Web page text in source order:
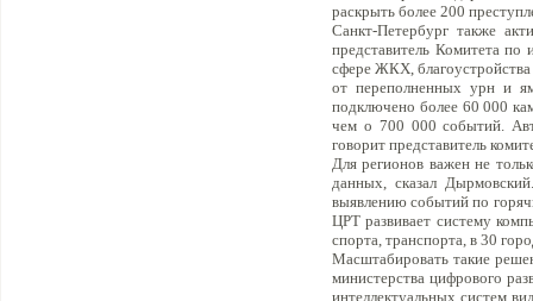
раскрыть более 200
Санкт-Петербург также
представитель Комитета
сфере ЖКХ,
от переполненных урн и
подключено более 60 000
чем о 700 000 событий.
говорит представитель
Для регионов важен не
данных, сказал
выявлению событий по
ЦРТ развивает систему
спорта, транспорта, в 30
Масштабировать такие
министерства цифрового
интеллектуальных систем